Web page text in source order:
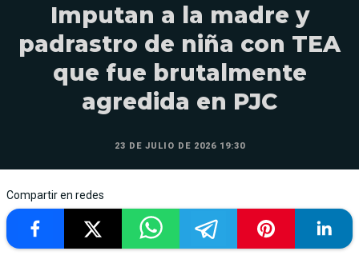
Imputan a la madre y
padrastro de niña con TEA
que fue brutalmente
agredida en PJC
23 DE JULIO DE 2026 19:30
Compartir en redes